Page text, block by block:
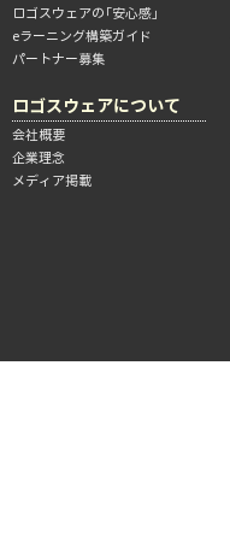
ロゴスウェアの「安心感」
eラーニング構築ガイド
パートナー募集
ロゴスウェアについて
会社概要
企業理念
メディア掲載